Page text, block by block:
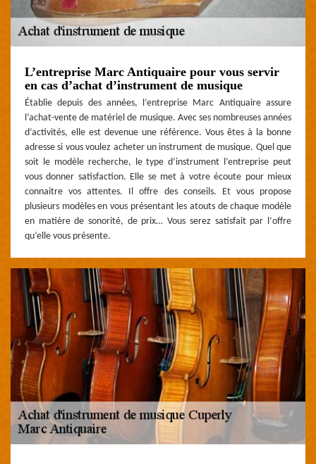
L’entreprise Marc Antiquaire pour vous servir
en cas d’achat d’instrument de musique
Établie depuis des années, l’entreprise Marc Antiquaire assure
l’achat-vente de matériel de musique. Avec ses nombreuses années
d’activités, elle est devenue une référence. Vous êtes à la bonne
adresse si vous voulez acheter un instrument de musique. Quel que
soit le modèle recherche, le type d’instrument l’entreprise peut
vous donner satisfaction. Elle se met à votre écoute pour mieux
connaitre vos attentes. Il offre des conseils. Et vous propose
plusieurs modèles en vous présentant les atouts de chaque modèle
en matière de sonorité, de prix… Vous serez satisfait par l‘offre
qu’elle vous présente.